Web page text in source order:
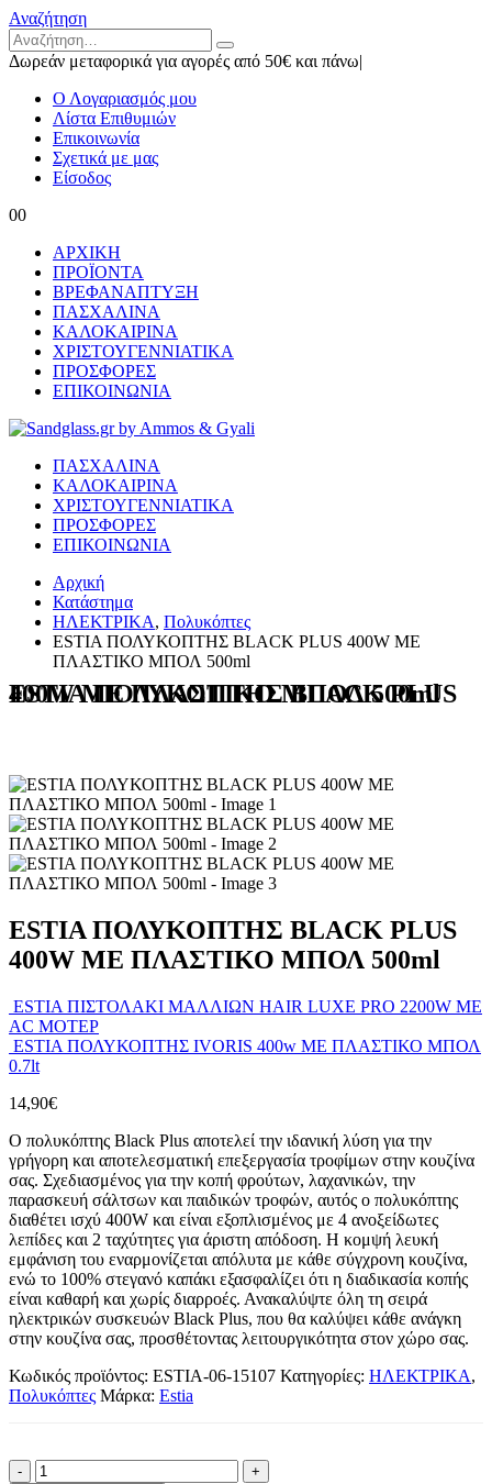
Αναζήτηση
Δωρεάν μεταφορικά για αγορές από 50€ και πάνω|
Ο Λογαριασμός μου
Λίστα Επιθυμιών
Επικοινωνία
Σχετικά με μας
Είσοδος
00
ΑΡΧΙΚΗ
ΠΡΟΪΟΝΤΑ
ΒΡΕΦΑΝΑΠΤΥΞΗ
ΠΑΣΧΑΛΙΝΑ
ΚΑΛΟΚΑΙΡΙΝΑ
ΧΡΙΣΤΟΥΓΕΝΝΙΑΤΙΚΑ
ΠΡΟΣΦΟΡΕΣ
ΕΠΙΚΟΙΝΩΝΙΑ
ΠΑΣΧΑΛΙΝΑ
ΚΑΛΟΚΑΙΡΙΝΑ
ΧΡΙΣΤΟΥΓΕΝΝΙΑΤΙΚΑ
ΠΡΟΣΦΟΡΕΣ
ΕΠΙΚΟΙΝΩΝΙΑ
Αρχική
Κατάστημα
ΗΛΕΚΤΡΙΚΑ, Πολυκόπτες
ESTIA ΠΟΛΥΚΟΠΤΗΣ BLACK PLUS 400W ΜΕ
ΠΛΑΣΤΙΚΟ ΜΠΟΛ 500ml
ESTIA ΠΟΛΥΚΟΠΤΗΣ BLACK PLUS 400W ΜΕ ΠΛΑΣΤΙΚΟ ΜΠΟΛ 500ml
ESTIA ΠΟΛΥΚΟΠΤΗΣ BLACK PLUS
400W ΜΕ ΠΛΑΣΤΙΚΟ ΜΠΟΛ 500ml
ESTIA ΠΙΣΤΟΛΑΚΙ ΜΑΛΛΙΩΝ HAIR LUXE PRO 2200W ΜΕ
AC ΜΟΤΕΡ
ESTIA ΠΟΛΥΚΟΠΤΗΣ IVORIS 400w ΜΕ ΠΛΑΣΤΙΚΟ ΜΠΟΛ
0.7lt
14,90€
Ο πολυκόπτης Black Plus αποτελεί την ιδανική λύση για την
γρήγορη και αποτελεσματική επεξεργασία τροφίμων στην κουζίνα
σας. Σχεδιασμένος για την κοπή φρούτων, λαχανικών, την
παρασκευή σάλτσων και παιδικών τροφών, αυτός ο πολυκόπτης
διαθέτει ισχύ 400W και είναι εξοπλισμένος με 4 ανοξείδωτες
λεπίδες και 2 ταχύτητες για άριστη απόδοση. Η κομψή λευκή
εμφάνιση του εναρμονίζεται απόλυτα με κάθε σύγχρονη κουζίνα,
ενώ το 100% στεγανό καπάκι εξασφαλίζει ότι η διαδικασία κοπής
είναι καθαρή και χωρίς διαρροές. Ανακαλύψτε όλη τη σειρά
ηλεκτρικών συσκευών Black Plus, που θα καλύψει κάθε ανάγκη
στην κουζίνα σας, προσθέτοντας λειτουργικότητα στον χώρο σας.
Κωδικός προϊόντος: ESTIA-06-15107 Κατηγορίες: ΗΛΕΚΤΡΙΚΑ,
Πολυκόπτες Μάρκα: Estia
-
+